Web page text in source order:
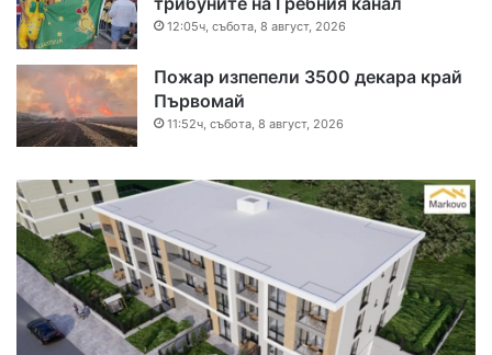
12:05ч, събота, 8 август, 2026
Пожар изпепели 3500 декара край
Първомай
11:52ч, събота, 8 август, 2026